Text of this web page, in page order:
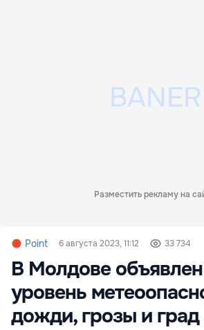
Разместить рекламу на
Point 6 августа 2023, 11:12 33 734
В Молдове
уровень
дожди, грозы и град